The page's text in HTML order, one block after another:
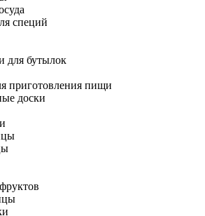
специй
для бутылок
приготовления пищи
доски